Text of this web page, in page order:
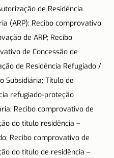
de Residência
(ARP); Recibo comprovativo
de ARP; Recibo
de Concessão de
de Residência Refugiado /
Subsidiária; Título de
refugiado-proteção
Recibo comprovativo de
do título residência –
Recibo comprovativo de
do título de residência –